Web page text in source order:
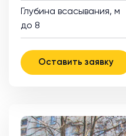
Глубина всасывания, м
до 8
Оставить заявку